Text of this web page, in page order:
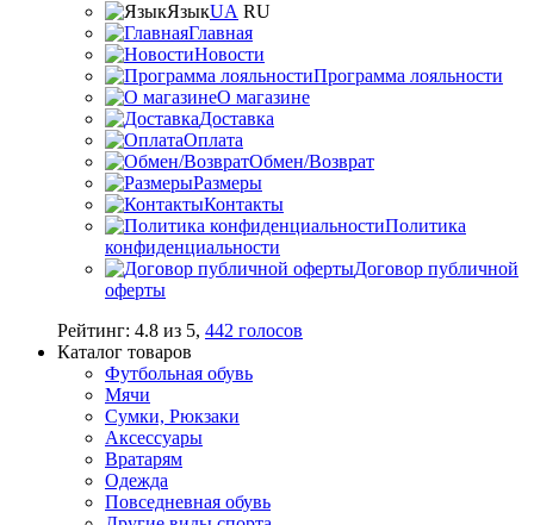
ЯзыкUA RU
Главная
Новости
Программа лояльности
О магазине
Доставка
Оплата
Обмен/Возврат
Размеры
Контакты
Политика
конфиденциальности
Договор публичной
оферты
Рейтинг: 4.8 из 5, 442 голосов
Каталог товаров
Футбольная обувь
Мячи
Сумки, Рюкзаки
Аксессуары
Вратарям
Одежда
Повседневная обувь